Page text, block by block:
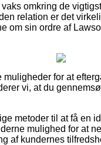
omkring de
relation er det
om sin ordre af
for at
vi, at du
metoder til at få en
mulighed for at
af kundernes